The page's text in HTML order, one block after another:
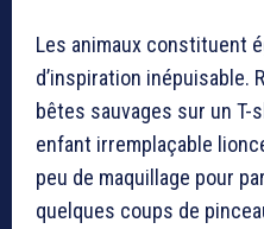
Les animaux constituent
d’inspiration inépuisable.
bêtes sauvages sur un
enfant irremplaçable
peu de maquillage pour
quelques coups de